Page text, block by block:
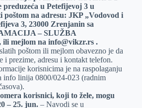
u Petefijevoj 3 u
poštom na adresu: JKP „Vodovod i
3, 23000 Zrenjanin sa
– SLUŽBA
mejlom na info@vikzr.rs .
poštom ili mejlom obavezno je da
i prezime, adresu i kontakt telefon.
korisnicima je na raspolaganju
info linija 0800/024-023 (radnim
korisnici, koji to žele, mogu
– 25. jun.– Navodi se u